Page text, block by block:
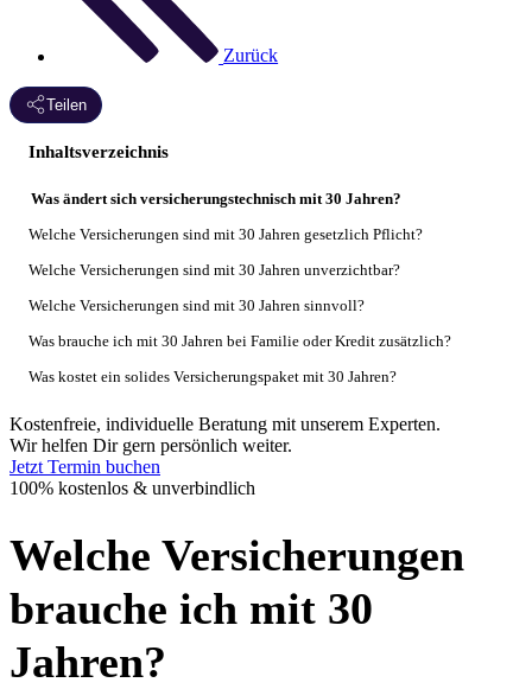
Zurück
Teilen
Inhaltsverzeichnis
Was ändert sich versicherungstechnisch mit 30 Jahren?
Welche Versicherungen sind mit 30 Jahren gesetzlich Pflicht?
Welche Versicherungen sind mit 30 Jahren unverzichtbar?
Welche Versicherungen sind mit 30 Jahren sinnvoll?
Was brauche ich mit 30 Jahren bei Familie oder Kredit zusätzlich?
Was kostet ein solides Versicherungspaket mit 30 Jahren?
Kostenfreie, individuelle Beratung mit unserem Experten.
Wir helfen Dir gern persönlich weiter.
Jetzt Termin buchen
100% kostenlos & unverbindlich
Welche Versicherungen
brauche ich mit 30
Jahren?